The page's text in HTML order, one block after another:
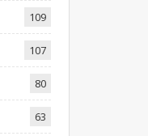
109
107
80
63